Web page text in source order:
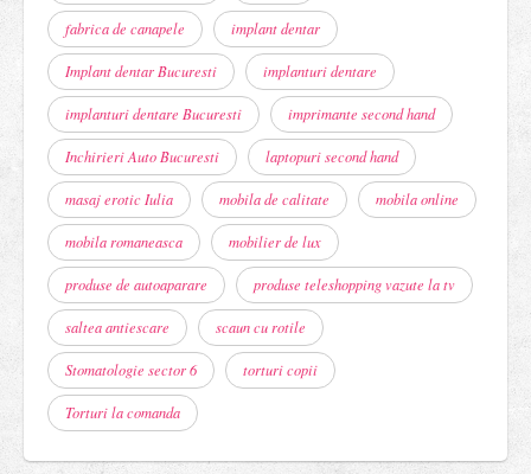
fabrica de canapele implant dentar
Implant dentar Bucuresti implanturi dentare
implanturi dentare Bucuresti imprimante second hand
Inchirieri Auto Bucuresti laptopuri second hand
masaj erotic Iulia mobila de calitate mobila online
mobila romaneasca mobilier de lux
produse de autoaparare produse teleshopping vazute la tv
saltea antiescare scaun cu rotile
Stomatologie sector 6 torturi copii
Torturi la comanda